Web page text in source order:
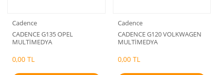
Cadence
CADENCE G135 OPEL
MULTİMEDYA
0,00 TL
Cadence
CADENCE G120 VOLKWAGEN
MULTİMEDYA
0,00 TL